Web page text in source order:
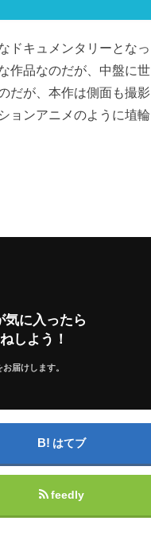
ドキュメンタリーとなっ
作品なのだが、中盤に世
だが、本作は側面も撮影
ョンアニメのように埴輪
気に入ったら
しよう！
届けします。
はてブ
feedly